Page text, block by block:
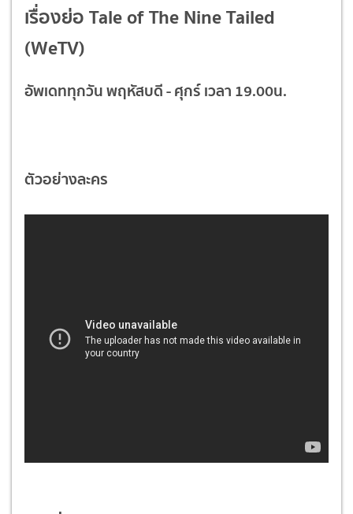
เรื่องย่อ Tale of The Nine Tailed
(WeTV)
อัพเดททุกวัน พฤหัสบดี - ศุกร์ เวลา 19.00น.
ตัวอย่างละคร